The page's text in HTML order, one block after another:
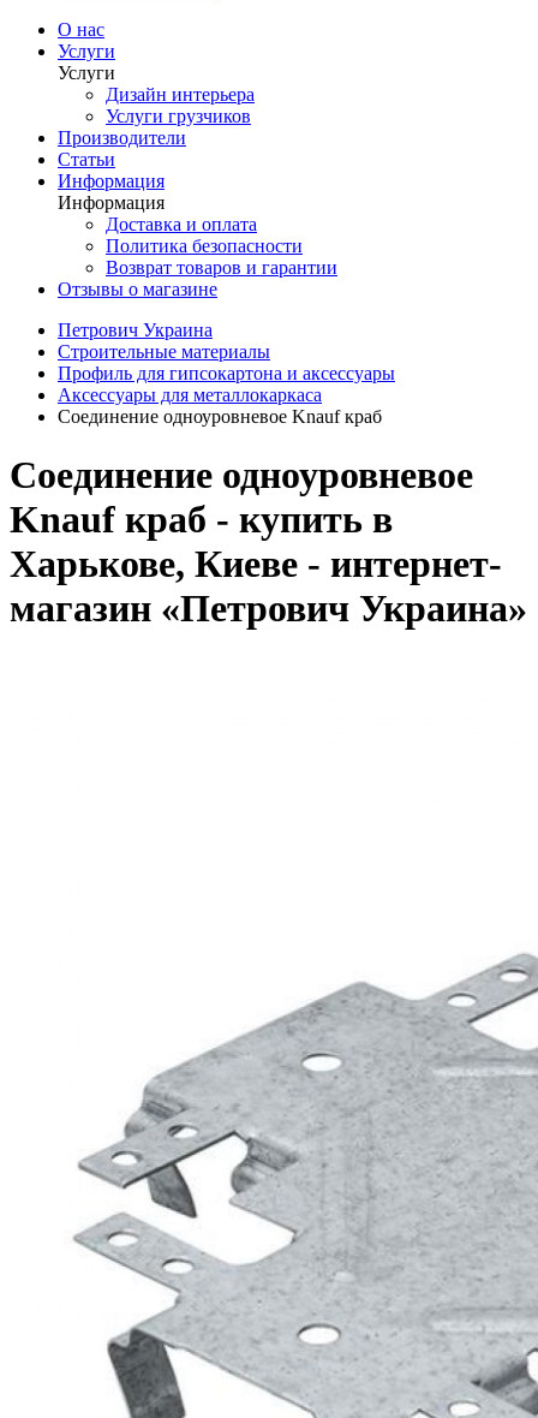
О нас
Услуги
Услуги
Дизайн интерьера
Услуги грузчиков
Производители
Статьи
Информация
Информация
Доставка и оплата
Политика безопасности
Возврат товаров и гарантии
Отзывы о магазине
Петрович Украина
Строительные материалы
Профиль для гипсокартона и аксессуары
Аксессуары для металлокаркаса
Соединение одноуровневое Knauf краб
Соединение одноуровневое
Knauf краб - купить в
Харькове, Киеве - интернет-
магазин «Петрович Украина»